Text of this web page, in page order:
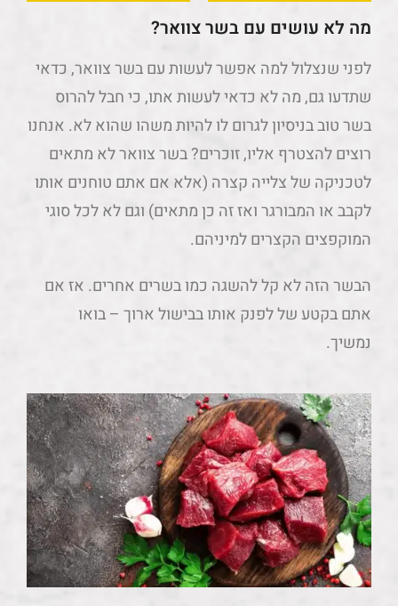
מה לא עושים עם בשר צוואר?
לפני שנצלול למה אפשר לעשות עם בשר צוואר, כדאי
שתדעו גם, מה לא כדאי לעשות אתו, כי חבל להרוס
בשר טוב בניסיון לגרום לו להיות משהו שהוא לא. אנחנו
רוצים להצטרף אליו, זוכרים? בשר צוואר לא מתאים
לטכניקה של צלייה קצרה (אלא אם אתם טוחנים אותו
לקבב או המבורגר ואז זה כן מתאים) וגם לא לכל סוגי
המוקפצים הקצרים למיניהם.
הבשר הזה לא קל להשגה כמו בשרים אחרים. אז אם
אתם בקטע של לפנק אותו בבישול ארוך – בואו
נמשיך.